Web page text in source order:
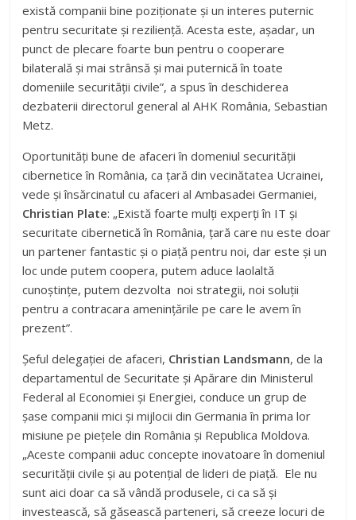
există companii bine poziționate și un interes puternic
pentru securitate și reziliență. Acesta este, așadar, un
punct de plecare foarte bun pentru o cooperare
bilaterală și mai strânsă și mai puternică în toate
domeniile securității civile”, a spus în deschiderea
dezbaterii directorul general al AHK România, Sebastian
Metz.
Oportunități bune de afaceri în domeniul securității
cibernetice în România, ca țară din vecinătatea Ucrainei,
vede și însărcinatul cu afaceri al Ambasadei Germaniei,
Christian Plate: „Există foarte mulți experți în IT și
securitate cibernetică în România, țară care nu este doar
un partener fantastic și o piață pentru noi, dar este și un
loc unde putem coopera, putem aduce laolaltă
cunoștințe, putem dezvolta noi strategii, noi soluții
pentru a contracara amenințările pe care le avem în
prezent”.
Șeful delegației de afaceri, Christian Landsmann, de la
departamentul de Securitate și Apărare din Ministerul
Federal al Economiei și Energiei, conduce un grup de
șase companii mici și mijlocii din Germania în prima lor
misiune pe piețele din România și Republica Moldova.
„Aceste companii aduc concepte inovatoare în domeniul
securității civile și au potențial de lideri de piață. Ele nu
sunt aici doar ca să vândă produsele, ci ca să și
investească, să găsească parteneri, să creeze locuri de